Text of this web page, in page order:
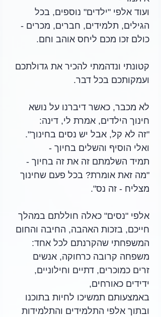
ועוד אלפי "ילדים" נוספים, בכל
הגילים, תלמידים, חברים, מכרים -
כולם זכו מכם ליחס אוהב וחם.
קטונתי ונדהמתי להכיר את גדולתכם
ועמקותכם בכל דבר.
לא מכבר, כאשר דיברנו על נושא
חינוך הילדים, אמרת לי, דינה:
"זה לא קל, אבל יש נסים בחינוך".
ואלי הוסיף והשלים בחיוך -
תמיד השלמתם זה את זה בחיוך -
"מה זאת אומרת? בכל פעם שחינוך
מצליח - זה נס".
אלפי "נסים" כאלה חוללתם במהלך
חייכם, בזכות האהבה, החיבה והחום
המשפחתי שהקרנתם לכל אחד:
משפחה קרובה כרחוקה, אנשים
זרים כמוכרים, דתיים וחילוניים,
ידידים כאורחים,
באמצעותם תמשיכו לחיות בתוכנו
ובתוך אלפי התלמידים והתלמידות